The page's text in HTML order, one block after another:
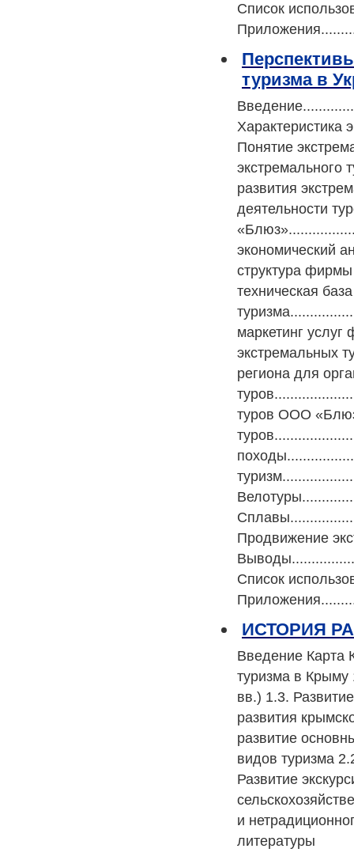
Список
туризма в
Характеристика
Понятие
экстремального
развития
деятельности
экономический
структура
техническая
маркетинг
экстремальных
региона для
туров ООО
Продвижение
Список
ИСТОРИЯ
Введение Карта
туризма в Крыму
вв.) 1.3.
развития
развитие
видов туризма
Развитие
и
литературы